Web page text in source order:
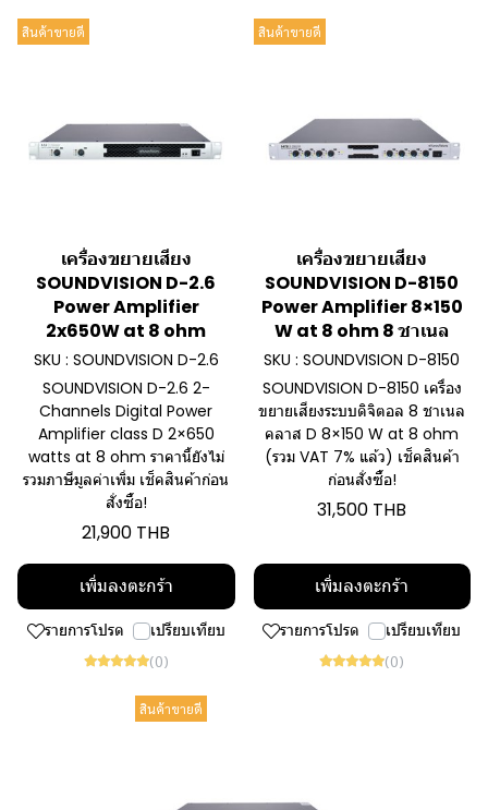
สินค้าขายดี
เครื่องขยายเสียง
SOUNDVISION D-2.6
Power Amplifier
2x650W at 8 ohm
SKU : SOUNDVISION D-2.6
SOUNDVISION D-2.6 2-
Channels Digital Power
Amplifier class D 2×650
watts at 8 ohm ราคานี้ยังไม่
รวมภาษีมูลค่าเพิ่ม เช็คสินค้าก่อน
สั่งซื้อ!
21,900 THB
เพิ่มลงตะกร้า
รายการโปรด เปรียบเทียบ
(0)
สินค้าขายดี
เครื่องขยายเสียง
SOUNDVISION D-8150
Power Amplifier 8×150
W at 8 ohm 8 ชาเนล
SKU : SOUNDVISION D-8150
SOUNDVISION D-8150 เครื่อง
ขยายเสียงระบบดิจิตอล 8 ชาเนล
คลาส D 8×150 W at 8 ohm
(รวม VAT 7% แล้ว) เช็คสินค้า
ก่อนสั่งซื้อ!
31,500 THB
เพิ่มลงตะกร้า
รายการโปรด เปรียบเทียบ
(0)
สินค้าขายดี